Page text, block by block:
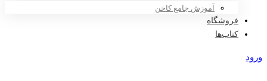
آموزش جامع کاخن
فروشگاه
کتاب‌ها
ورود